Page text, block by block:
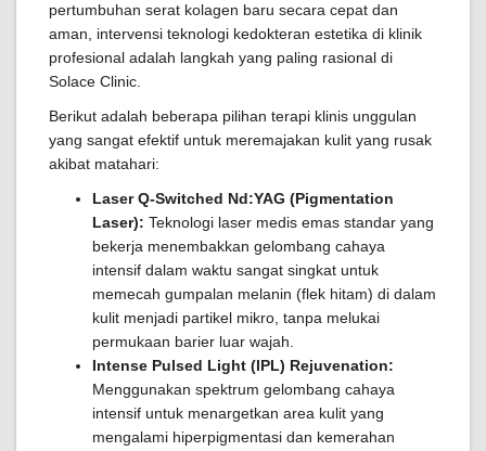
pertumbuhan serat kolagen baru secara cepat dan
aman, intervensi teknologi kedokteran estetika di klinik
profesional adalah langkah yang paling rasional di
Solace Clinic.
Berikut adalah beberapa pilihan terapi klinis unggulan
yang sangat efektif untuk meremajakan kulit yang rusak
akibat matahari:
Laser Q-Switched Nd:YAG (Pigmentation
Laser): Teknologi laser medis emas standar yang
bekerja menembakkan gelombang cahaya
intensif dalam waktu sangat singkat untuk
memecah gumpalan melanin (flek hitam) di dalam
kulit menjadi partikel mikro, tanpa melukai
permukaan barier luar wajah.
Intense Pulsed Light (IPL) Rejuvenation:
Menggunakan spektrum gelombang cahaya
intensif untuk menargetkan area kulit yang
mengalami hiperpigmentasi dan kemerahan